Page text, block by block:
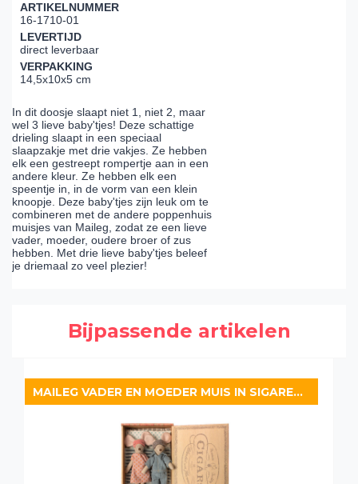
ARTIKELNUMMER
16-1710-01
LEVERTIJD
direct leverbaar
VERPAKKING
14,5x10x5 cm
In dit doosje slaapt niet 1, niet 2, maar
wel 3 lieve baby'tjes! Deze schattige
drieling slaapt in een speciaal
slaapzakje met drie vakjes. Ze hebben
elk een gestreept rompertje aan in een
andere kleur. Ze hebben elk een
speentje in, in de vorm van een klein
knoopje. Deze baby'tjes zijn leuk om te
combineren met de andere poppenhuis
muisjes van Maileg, zodat ze een lieve
vader, moeder, oudere broer of zus
hebben. Met drie lieve baby'tjes beleef
je driemaal zo veel plezier!
Bijpassende artikelen
MAILEG VADER EN MOEDER MUIS IN SIGARENDOOS